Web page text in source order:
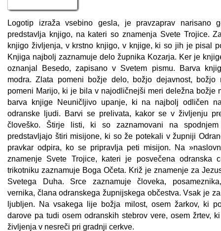
Logotip izraža vsebino gesla, je pravzaprav narisano
predstavlja knjigo, na kateri so znamenja Svete Trojice.
knjigo življenja, v krstno knjigo, v knjige, ki so jih je pisal
Knjiga najbolj zaznamuje delo župnika Kozarja. Ker je
oznanjal Besedo, zapisano v Svetem pismu. Barva
modra. Zlata pomeni božje delo, božjo dejavnost, božjo
pomeni Marijo, ki je bila v najodličnejši meri deležna božje
barva knjige Neuničljivo upanje, ki na najbolj odličen
odranske ljudi. Barvi se prelivata, kakor se v življenju
človeško. Štirje listi, ki so zaznamovani na
predstavljajo štiri misijone, ki so že potekali v župniji
pravkar odpira, ko se pripravlja peti misijon. Na
znamenje Svete Trojice, kateri je posvečena odranska
trikotniku zaznamuje Boga Očeta. Križ je znamenje za
Svetega Duha. Srce zaznamuje človeka,
vernika, člana odranskega župnijskega občestva. Vsak je
ljubljen. Na vsakega lije božja milost, osem žarkov, ki
darove pa tudi osem odranskih stebrov vere, osem žrtev,
življenja v nesreči pri gradnji cerkve.